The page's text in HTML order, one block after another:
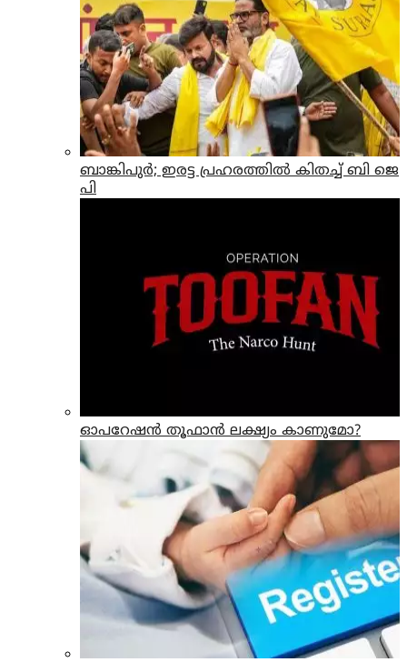
ബാങ്കിപുർ; ഇരട്ട പ്രഹരത്തില്‍ കിതച്ച് ബി ജെ
പി
ഓപറേഷന്‍ തൂഫാന്‍ ലക്ഷ്യം കാണുമോ?